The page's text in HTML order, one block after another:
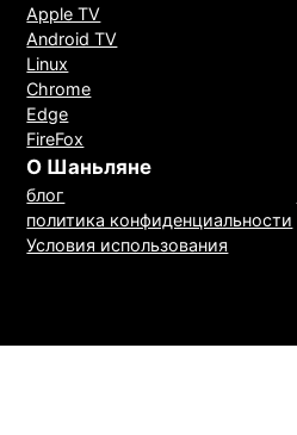
Apple TV
Android TV
Linux
Chrome
Edge
FireFox
О Шаньляне
блог
политика конфиденциальности
Условия использования